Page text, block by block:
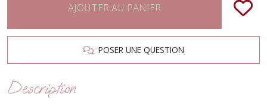
AJOUTER AU PANIER
POSER UNE QUESTION
Description